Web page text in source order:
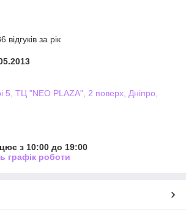
за рік
5, ТЦ "NEO PLAZA", 2 поверх, Дніпро,
з 10:00 до 19:00
графік роботи